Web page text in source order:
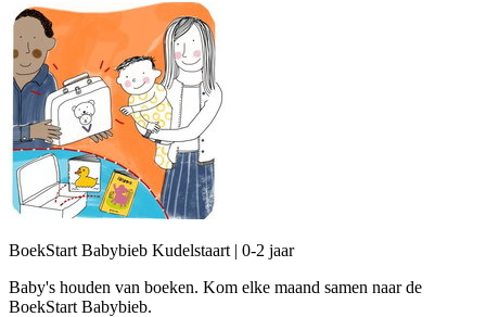
BoekStart Babybieb Kudelstaart | 0-2 jaar
Baby's houden van boeken. Kom elke maand samen naar de
BoekStart Babybieb.